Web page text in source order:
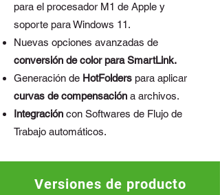
para el procesador M1 de Apple y
soporte para Windows 11.
Nuevas opciones avanzadas de
conversión de color para SmartLink.
Generación de HotFolders para aplicar
curvas de compensación a archivos.
Integración con Softwares de Flujo de
Trabajo automáticos.
Versiones de producto